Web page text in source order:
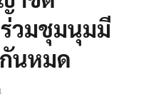
วมชุมนุมมี
นหมด